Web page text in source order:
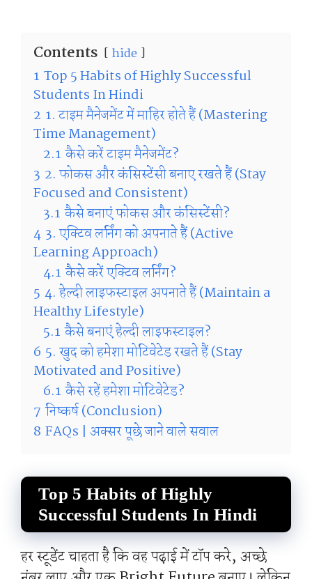
Contents hide
1 Top 5 Habits of Highly Successful
Students In Hindi
2 1. टाइम मैनेजमेंट में माहिर होते हैं (Mastering
Time Management)
2.1 कैसे करें टाइम मैनेजमेंट?
3 2. फोकस और कंसिस्टेंसी बनाए रखते हैं (Stay
Focused and Consistent)
3.1 कैसे बनाएं फोकस और कंसिस्टेंसी?
4 3. एक्टिव लर्निंग को अपनाते हैं (Active
Learning Approach)
4.1 कैसे करें एक्टिव लर्निंग?
5 4. हेल्दी लाइफस्टाइल अपनाते हैं (Maintain a
Healthy Lifestyle)
5.1 कैसे बनाएं हेल्दी लाइफस्टाइल?
6 5. खुद को हमेशा मोटिवेटेड रखते हैं (Stay
Motivated and Positive)
6.1 कैसे रहें हमेशा मोटिवेटेड?
7 निष्कर्ष (Conclusion)
8 FAQs | अक्सर पूछे जाने वाले सवाल
Top 5 Habits of Highly
Successful Students In Hindi
हर स्टूडेंट चाहता है कि वह पढ़ाई में टॉप करे, अच्छे